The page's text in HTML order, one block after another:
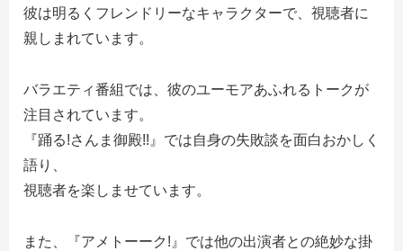
彼は明るくフレンドリーなキャラクターで、視聴者に
親しまれています。
バラエティ番組では、彼のユーモアあふれるトークが
注目されています。
『踊る!さんま御殿!!』では自身の失敗談を面白おかしく
語り、
視聴者を楽しませています。
また、『アメトーーク!』では他の出演者との絶妙な掛